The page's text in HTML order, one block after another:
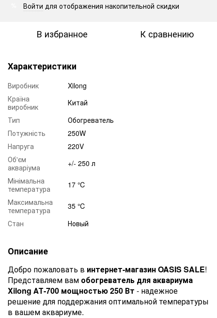
Войти для отображения накопительной скидки
В избранное К сравнению
Характеристики
Виробник
Xilong
Країна
виробник
Китай
Тип
Обогреватель
Потужність
250W
Напруга
220V
Об'єм
акваріума
+/- 250 л
Мінімальна
температура
17 ℃
Максимальна
температура
35 ℃
Стан
Новый
Описание
Добро пожаловать в интернет-магазин OASIS SALE!
Представляем вам обогреватель для аквариума
Xilong АТ-700 мощностью 250 Вт - надежное
решение для поддержания оптимальной температуры
в вашем аквариуме.